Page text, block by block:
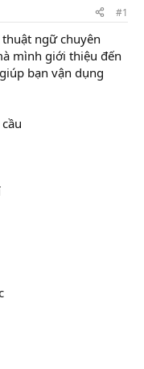
#1
ngữ chuyên
mình giới thiệu đến
bạn vận dụng